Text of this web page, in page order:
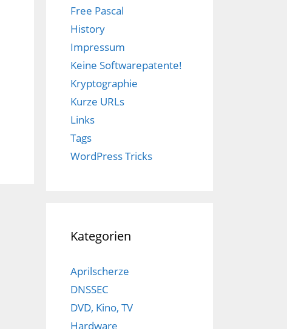
Free Pascal
History
Impressum
Keine Softwarepatente!
Kryptographie
Kurze URLs
Links
Tags
WordPress Tricks
Kategorien
Aprilscherze
DNSSEC
DVD, Kino, TV
Hardware